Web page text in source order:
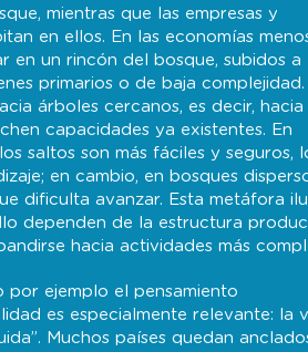
mientras que las empresas y
en ellos. En las economías
en un rincón del bosque, subidos a
primarios o de baja complejidad.
árboles cercanos, es decir, hacia
capacidades ya existentes. En
saltos son más fáciles y seguros,
en cambio, en bosques
dificulta avanzar. Esta metáfora
dependen de la estructura
hacia actividades más
por ejemplo el pensamiento
es especialmente relevante: la
Muchos países quedan